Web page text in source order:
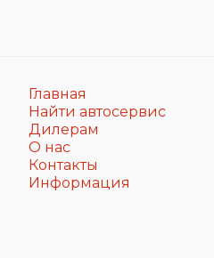
Главная
Найти автосервис
Дилерам
О нас
Контакты
Информация